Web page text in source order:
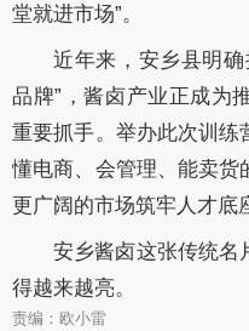
堂就进市场”。
近年来，安乡县明
品牌”，酱卤产业正成为
重要抓手。举办此次训
懂电商、会管理、能卖货
更广阔的市场筑牢人才底
安乡酱卤这张传统名
得越来越亮。
责编：欧小雷